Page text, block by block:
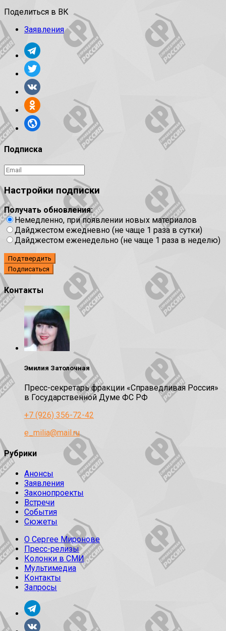
Поделиться в ВК
Заявления
Подписка
Настройки подписки
Получать обновления:
Немедленно, при появлении новых материалов
Дайджестом ежедневно (не чаще 1 раза в сутки)
Дайджестом еженедельно (не чаще 1 раза в неделю)
Подтвердить
Контакты
Эмилия Затолочная
Пресс-секретарь фракции «Справедливая Россия»
в Государственной Думе ФС РФ
+7 (926) 356-72-42
e_milia@mail.ru
Рубрики
Анонсы
Заявления
Законопроекты
Встречи
События
Сюжеты
О Сергее Миронове
Пресс-релизы
Колонки в СМИ
Мультимедиа
Контакты
Запросы